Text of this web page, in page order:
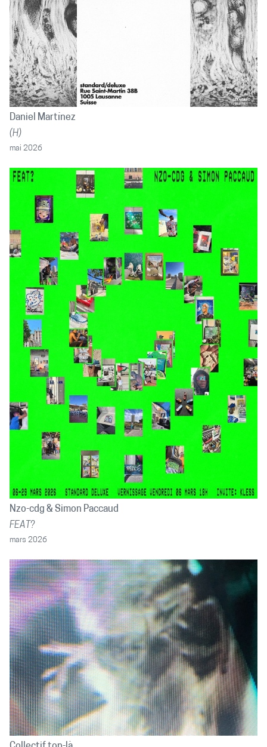
Daniel Martínez
(H)
mai 2026
Nzo-cdg
Simon Paccaud
FEAT?
mars 2026